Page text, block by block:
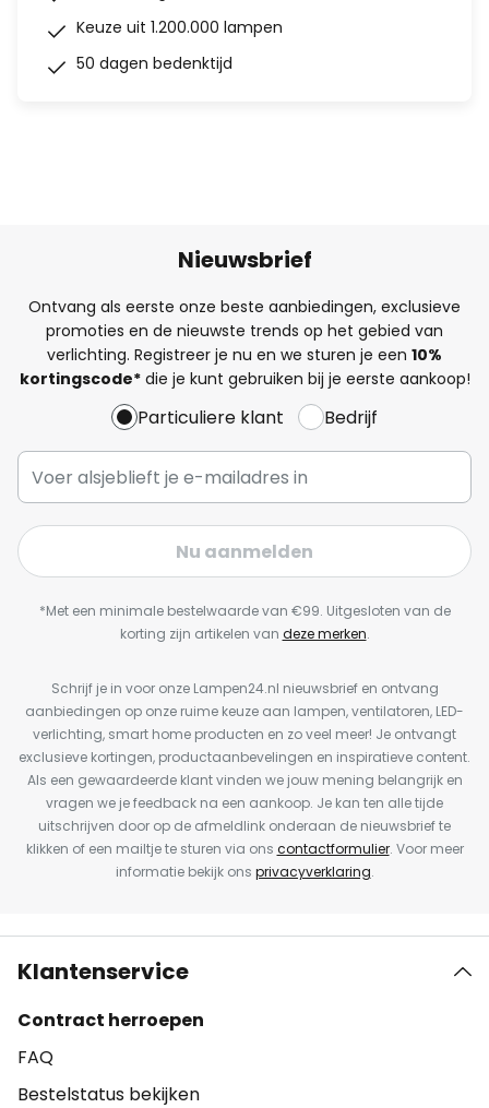
Keuze uit 1.200.000 lampen
50 dagen bedenktijd
Nieuwsbrief
Ontvang als eerste onze beste aanbiedingen, exclusieve
promoties en de nieuwste trends op het gebied van
verlichting. Registreer je nu en we sturen je een 10%
kortingscode*die je kunt gebruiken bij je eerste aankoop!
Particuliere klant Bedrijf
Nu aanmelden
*Met een minimale bestelwaarde van €99. Uitgesloten van de
korting zijn artikelen van deze merken.
Schrijf je in voor onze Lampen24.nl nieuwsbrief en ontvang
aanbiedingen op onze ruime keuze aan lampen, ventilatoren, LED-
verlichting, smart home producten en zo veel meer! Je ontvangt
exclusieve kortingen, productaanbevelingen en inspiratieve content.
Als een gewaardeerde klant vinden we jouw mening belangrijk en
vragen we je feedback na een aankoop. Je kan ten alle tijde
uitschrijven door op de afmeldlink onderaan de nieuwsbrief te
klikken of een mailtje te sturen via ons contactformulier. Voor meer
informatie bekijk ons privacyverklaring.
Klantenservice
Contract herroepen
FAQ
Bestelstatus bekijken